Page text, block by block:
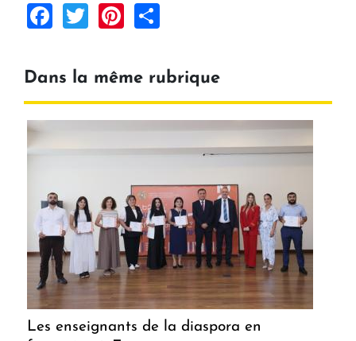
Facebook
TwitterPinterest
Dans la même rubrique
Les enseignants de la diaspora en